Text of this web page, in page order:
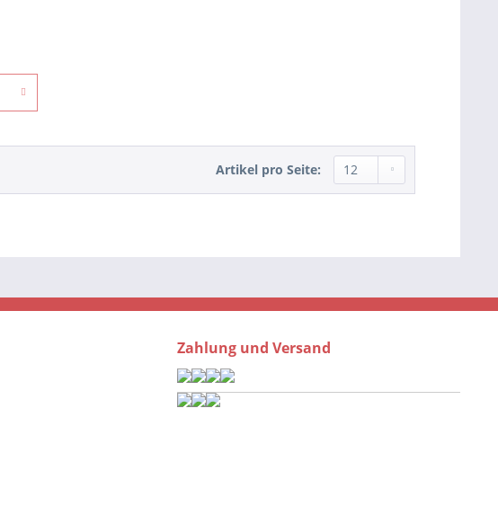
Artikel pro Seite:
Zahlung und Versand